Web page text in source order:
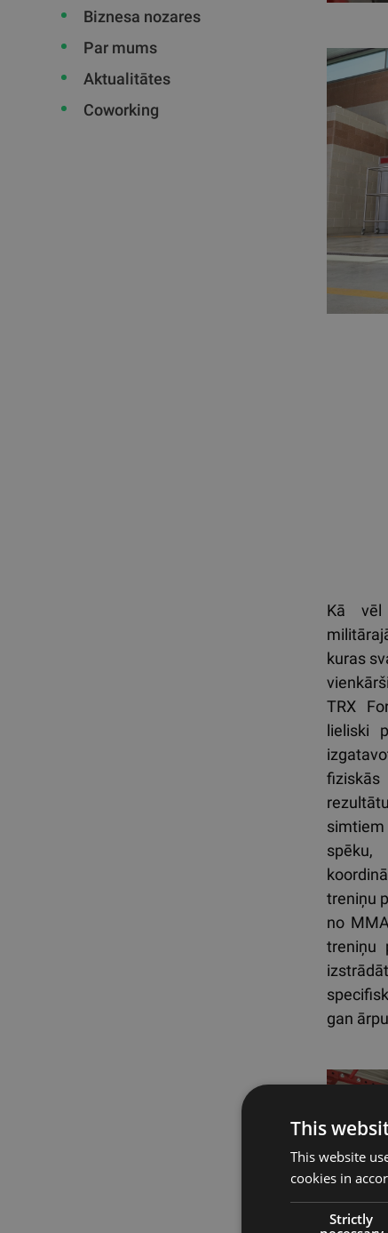
Biznesa nozares
Par mums
Aktualitātes
Coworking
Kā vēl
kuras
TRX
lieliski
treniņu
no
treniņu
gan
This
This website
cookies in
Strictly